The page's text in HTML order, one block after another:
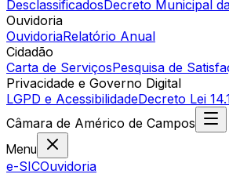
DesclassificadosDecreto Municipal
Ouvidoria
OuvidoriaRelatório Anual
Cidadão
Carta de ServiçosPesquisa de
Privacidade e Governo Digital
LGPD e AcessibilidadeDecreto Lei
Câmara de Américo de Campos
Menu
e-SICOuvidoria